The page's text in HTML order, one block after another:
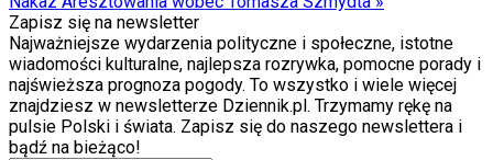
Zapisz się na newsletter
Najważniejsze wydarzenia polityczne i społeczne, istotne
wiadomości kulturalne, najlepsza rozrywka, pomocne porady i
najświeższa prognoza pogody. To wszystko i wiele więcej
znajdziesz w newsletterze Dziennik.pl. Trzymamy rękę na
pulsie Polski i świata. Zapisz się do naszego newslettera i
bądź na bieżąco!